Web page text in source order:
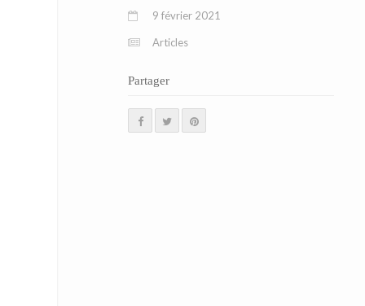
9 février 2021
Articles
Partager